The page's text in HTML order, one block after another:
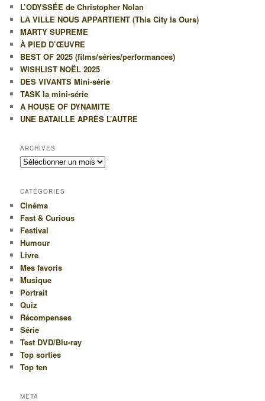
r
c
h
e
L’ODYSSÉE de Christopher Nolan
LA VILLE NOUS APPARTIENT (This City Is Ours)
MARTY SUPREME
À PIED D’ŒUVRE
BEST OF 2025 (films/séries/performances)
WISHLIST NOËL 2025
DES VIVANTS Mini-série
TASK la mini-série
A HOUSE OF DYNAMITE
UNE BATAILLE APRÈS L’AUTRE
ARCHIVES
Archives
CATÉGORIES
Cinéma
Fast & Curious
Festival
Humour
Livre
Mes favoris
Musique
Portrait
Quiz
Récompenses
Série
Test DVD/Blu-ray
Top sorties
Top ten
MÉTA